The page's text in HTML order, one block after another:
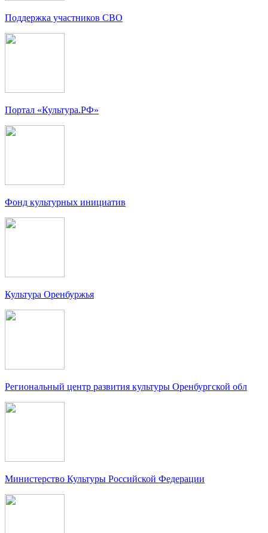
Поддержка участников СВО
Портал «Культура.РФ»
Фонд культурных инициатив
Культура Оренбуржья
Региональный центр развития культуры Оренбургской обл
Министерство Культуры Российской Федерации